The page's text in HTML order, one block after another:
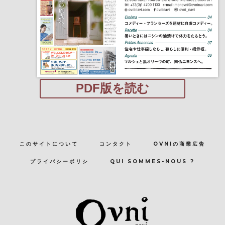
PDF版を読む
このサイトについて コンタクト OVNIの商業広告
プライバシーポリシ QUI SOMMES-NOUS ?